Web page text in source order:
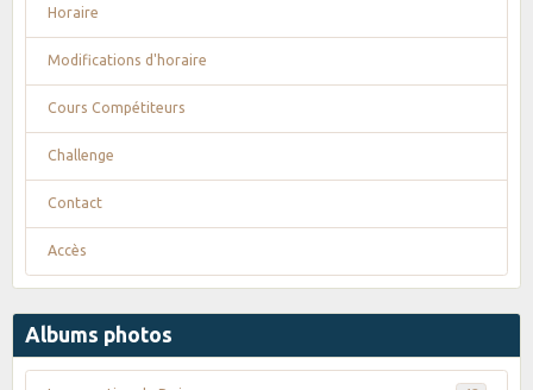
Horaire
Modifications d'horaire
Cours Compétiteurs
Challenge
Contact
Accès
Albums photos